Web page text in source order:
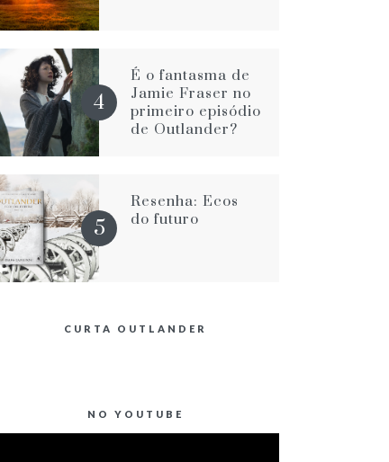
É o fantasma de
Jamie Fraser no
primeiro episódio
de Outlander?
Resenha: Ecos
do futuro
CURTA OUTLANDER
NO YOUTUBE